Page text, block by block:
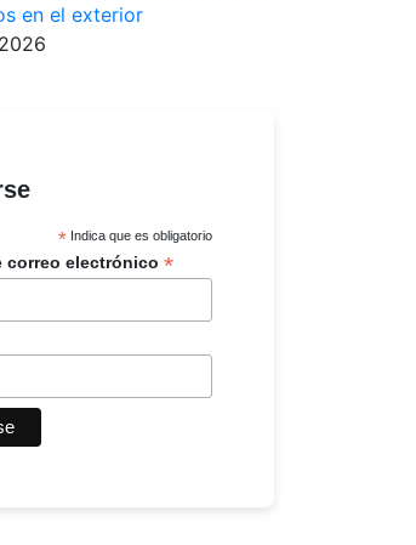
en el exterior
* Indica que es obligatorio
correo electrónico *